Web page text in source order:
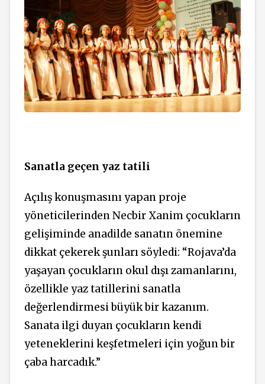
Sanatla geçen yaz tatili
Açılış konuşmasını yapan proje
yöneticilerinden Necbir Xanim çocukların
gelişiminde anadilde sanatın önemine
dikkat çekerek şunları söyledi: “Rojava’da
yaşayan çocukların okul dışı zamanlarını,
özellikle yaz tatillerini sanatla
değerlendirmesi büyük bir kazanım.
Sanata ilgi duyan çocukların kendi
yeteneklerini keşfetmeleri için yoğun bir
çaba harcadık.”